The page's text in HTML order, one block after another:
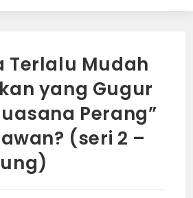
Terlalu Mudah
yang Gugur
Perang”
(seri 2 –